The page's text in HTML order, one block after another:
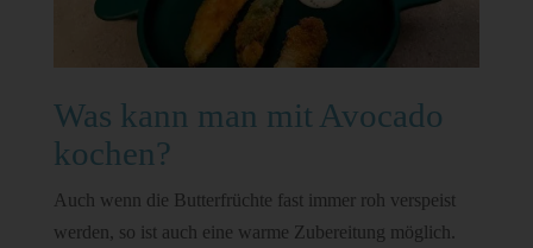
Was kann man mit Avocado
kochen?
Auch wenn die Butterfrüchte fast immer roh verspeist
werden, so ist auch eine warme Zubereitung möglich.